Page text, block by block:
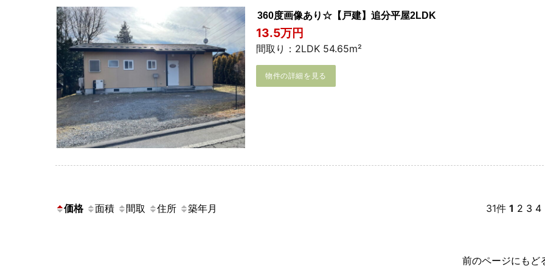
360度画像あり☆【戸建】追分平屋2LDK
13.5万円
間取り：2LDK 54.65m²
物件の詳細を見る
価格 面積 間取 住所 築年月 31件1 2 3 4
前のページにもど